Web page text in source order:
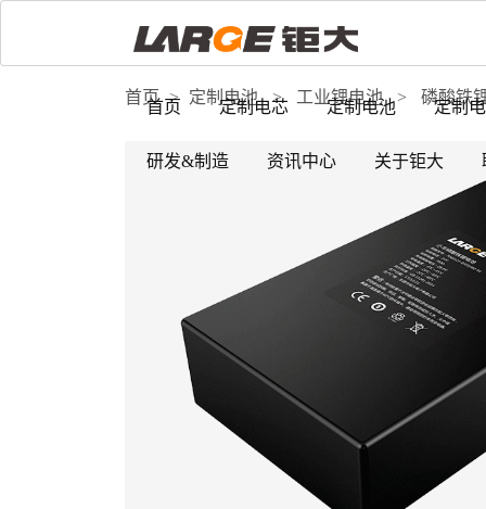
首页 定制电芯 定制电池 定制
研发&制造 资讯中心 关于钜大
首页 > 定制电池 > 工业锂电池 > 磷酸铁